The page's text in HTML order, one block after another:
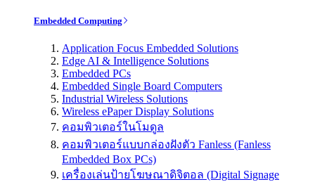
Embedded Computing
Application Focus Embedded Solutions
Edge AI & Intelligence Solutions
Embedded PCs
Embedded Single Board Computers
Industrial Wireless Solutions
Wireless ePaper Display Solutions
คอมพิวเตอร์ในโมดูล
คอมพิวเตอร์แบบกล่องฝังตัว Fanless (Fanless
Embedded Box PCs)
เครื่องเล่นป้ายโฆษณาดิจิตอล (Digital Signage